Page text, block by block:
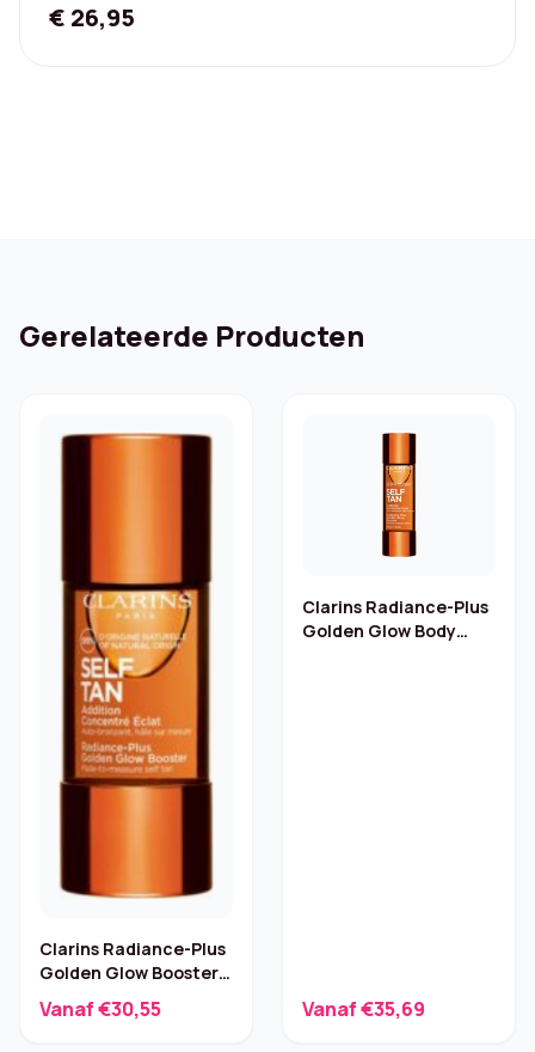
€ 26,95
Gerelateerde Producten
Clarins Radiance-Plus
Golden Glow Booster
Gezicht – 15 ml
Vanaf €30,55
Clarins Radiance-Plus
Golden Glow Body
Vanaf €35,69